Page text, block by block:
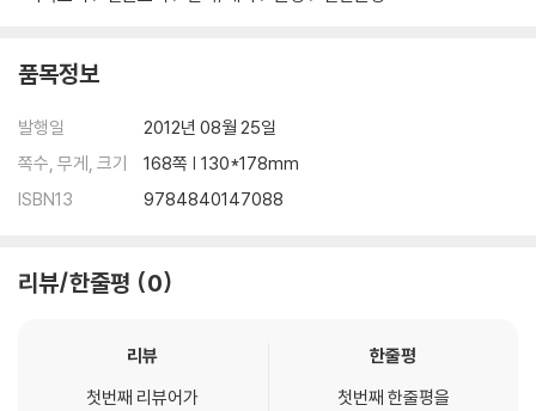
품목정보
발행일
2012년 08월 25일
쪽수, 무게, 크기
168쪽 | 130*178mm
ISBN13
9784840147088
리뷰/한줄평 0
리뷰
첫번째 리뷰어가
한줄평
첫번째 한줄평을